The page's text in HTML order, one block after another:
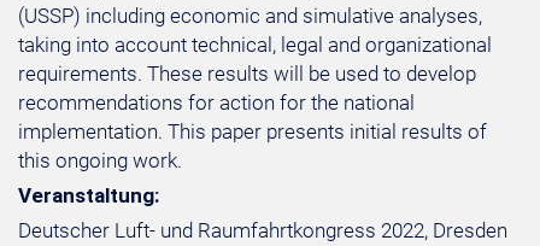
(USSP) including economic and simulative analyses,
taking into account technical, legal and organizational
requirements. These results will be used to develop
recommendations for action for the national
implementation. This paper presents initial results of
this ongoing work.
Veranstaltung:
Deutscher Luft- und Raumfahrtkongress 2022, Dresden